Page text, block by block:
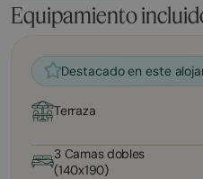
Equipamiento
Destacado en este
Terraza
3 Camas dobles
(140x190)